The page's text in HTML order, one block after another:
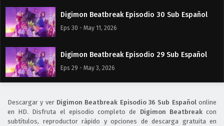
Digimon Beatbreak Episodio 30 Sub Español
Eps 30 - May 11, 2026
Digimon Beatbreak Episodio 29 Sub Español
Eps 29 - May 3, 2026
Eps 28 - April 30, 2026
Descargar y ver Digimon Beatbreak Episodio 36 Sub Españolonline
en HD. Disfruta el episodio completo de Digimon Beatbreakcon
subtítulos, reproductor rápido y opciones de descarga gratuita en